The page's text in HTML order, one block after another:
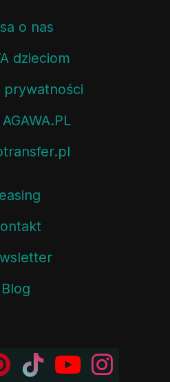
o nas
dzieciom
prywatności
Blog